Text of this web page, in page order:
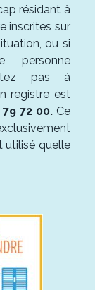
résidant à
inscrites sur
ou si
personne
pas à
registre est
79 72 00. Ce
utilisé quelle